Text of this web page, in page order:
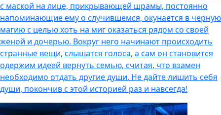
с маской на лице, прикрывающей шрамы, постоянно
напоминающие ему о случившемся, окунается в черную
магию с целью хоть на миг оказаться рядом со своей
женой и дочерью. Вокруг него начинают происходить
странные вещи, слышатся голоса, а сам он становится
одержим идеей вернуть семью, считая, что взамен
необходимо отдать другие души. Не дайте лишить себя
души, покончив с этой историей раз и навсегда!